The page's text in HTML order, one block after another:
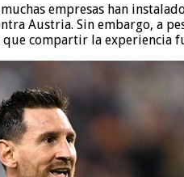
empresas han
Austria. Sin embargo, a
que compartir la experiencia